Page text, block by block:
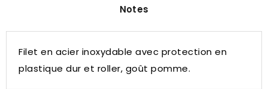
Notes
Filet en acier inoxydable avec protection en
plastique dur et roller, goût pomme.